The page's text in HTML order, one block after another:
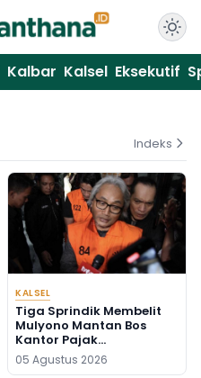
Kalbar Kalsel Eksekutif
Indeks
KALSEL
Tiga Sprindik Membelit
Mulyono Mantan Bos
Kantor Pajak
Banjarmasin
05 Agustus 2026